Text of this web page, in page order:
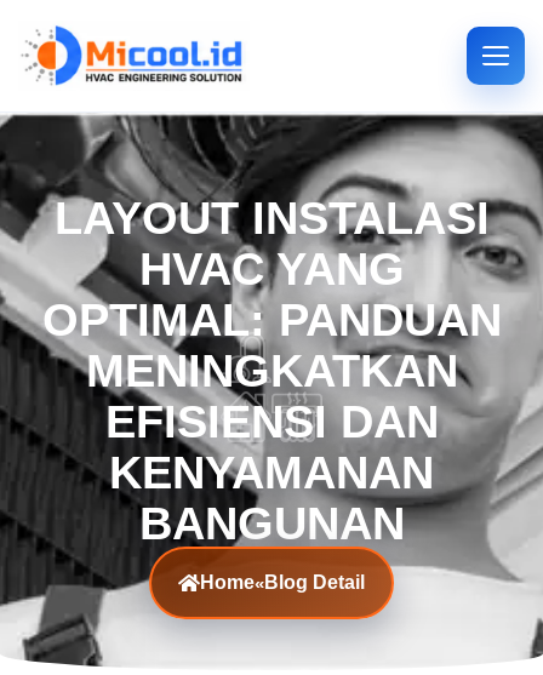
LAYOUT INSTALASI
HVAC YANG
OPTIMAL: PANDUAN
MENINGKATKAN
EFISIENSI DAN
KENYAMANAN
BANGUNAN
Home«Blog Detail